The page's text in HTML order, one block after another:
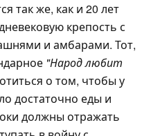
так же, как и 20 лет
крепость с
и амбарами. Тот,
"Народ любит
о том, чтобы у
достаточно еды и
должны отражать